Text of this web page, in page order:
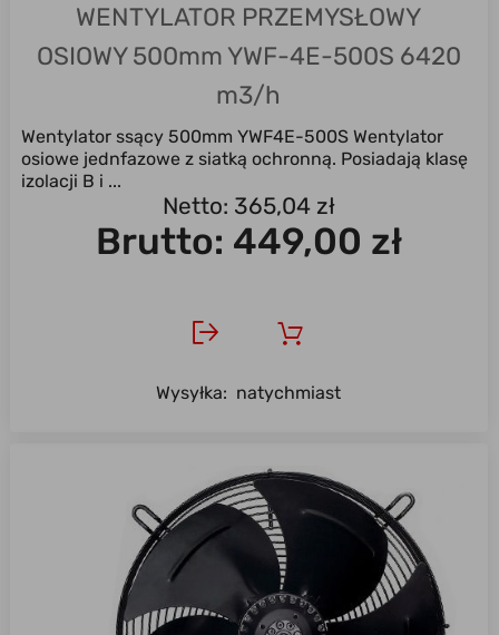
WENTYLATOR PRZEMYSŁOWY
OSIOWY 500mm YWF-4E-500S 6420
m3/h
Wentylator ssący 500mm YWF4E-500S Wentylator
osiowe jednfazowe z siatką ochronną. Posiadają klasę
izolacji B i ...
Netto: 365,04 zł
Brutto: 449,00 zł
Wysyłka: natychmiast